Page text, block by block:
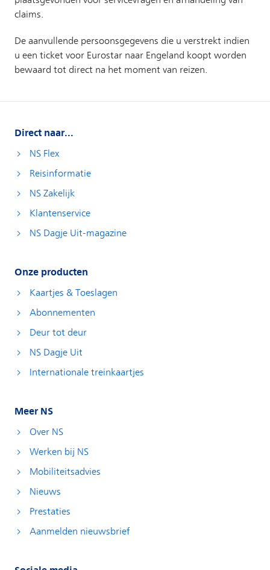
Direct naar...
NS Flex
Reisinformatie
NS Zakelijk
Klantenservice
NS Dagje Uit-magazine
Onze producten
Kaartjes & Toeslagen
Abonnementen
Deur tot deur
NS Dagje Uit
Internationale treinkaartjes
Meer NS
Over NS
Werken bij NS
Mobiliteitsadvies
Nieuws
Prestaties
Aanmelden nieuwsbrief